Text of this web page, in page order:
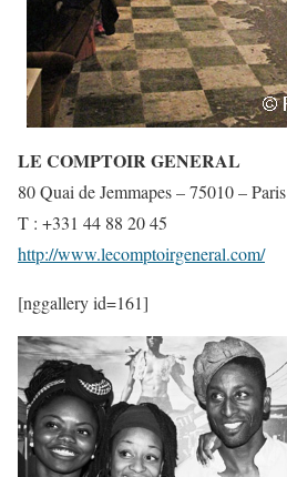
LE COMPTOIR GENERAL
80 Quai de Jemmapes – 75010 – Paris
T : +331 44 88 20 45
http://www.lecomptoirgeneral.com/
[nggallery id=161]